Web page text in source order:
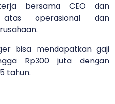
bersama CEO dan
operasional dan
bisa mendapatkan gaji
Rp300 juta dengan
tahun.